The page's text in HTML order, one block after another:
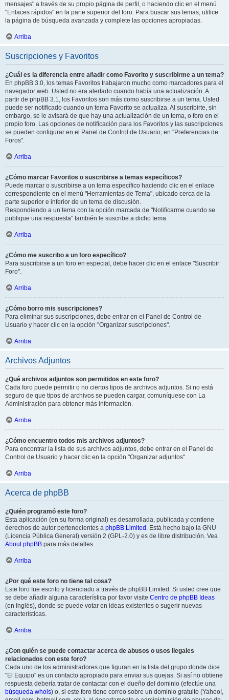
mensajes" a través de su propio página de perfil, o haciendo clic en el menú
"Enlaces rápidos" en la parte superior del foro. Para buscar sus temas, utilice
la página de búsqueda avanzada y complete las opciones apropiadas.
Arriba
Suscripciones y Favoritos
¿Cuál es la diferencia entre añadir como Favorito y suscribirme a un tema?
En phpBB 3.0, los temas Favoritos trabajaron mucho como marcadores para el
navegador web. Usted no era alertado cuando había una actualización. A
partir de phpBB 3.1, los Favoritos son más como suscribirse a un tema. Usted
puede ser notificado cuando un tema Favorito se actualiza. Al suscribirte, sin
embargo, se le avisará de que hay una actualización de un tema, o foro en el
propio foro. Las opciones de notificación para los Favoritos y las suscripciones
se pueden configurar en el Panel de Control de Usuario, en "Preferencias de
Foros".
Arriba
¿Cómo marcar Favoritos o suscribirse a temas específicos?
Puede marcar o suscribirse a un tema específico haciendo clic en el enlace
correspondiente en el menú "Herramientas de Tema", ubicado cerca de la
parte superior e inferior de un tema de discusión.
Respondiendo a un tema con la opción marcada de "Notificarme cuando se
publique una respuesta" también le suscribe a dicho tema.
Arriba
¿Cómo me suscribo a un foro específico?
Para suscribirse a un foro en especial, debe hacer clic en el enlace "Suscribir
Foro".
Arriba
¿Cómo borro mis suscripciones?
Para eliminar sus suscripciones, debe entrar en el Panel de Control de
Usuario y hacer clic en la opción "Organizar suscripciones".
Arriba
Archivos Adjuntos
¿Qué archivos adjuntos son permitidos en este foro?
Cada foro puede permitir o no ciertos tipos de archivos adjuntos. Si no está
seguro de que tipos de archivos se pueden cargar, comuníquese con La
Administración para obtener más información.
Arriba
¿Cómo encuentro todos mis archivos adjuntos?
Para encontrar la lista de sus archivos adjuntos, debe entrar en el Panel de
Control de Usuario y hacer clic en la opción "Organizar adjuntos".
Arriba
Acerca de phpBB
¿Quién programó este foro?
Esta aplicación (en su forma original) es desarrollada, publicada y contiene
derechos de autor pertenecientes a phpBB Limited . Está hecho bajo la GNU
(Licencia Pública General) versión 2 (GPL-2.0) y es de libre distribución. Vea
About phpBB para más detalles.
Arriba
¿Por qué este foro no tiene tal cosa?
Este foro fue escrito y licenciado a través de phpBB Limited. Si usted cree que
se debe añadir alguna característica por favor visite Centro de phpBB Ideas
(en Inglés), donde se puede votar en ideas existentes o sugerir nuevas
características.
Arriba
¿Con quién se puede contactar acerca de abusos o usos ilegales
relacionados con este foro?
Cada uno de los administradores que figuran en la lista del grupo donde dice
"El Equipo" es un contacto apropiado para enviar sus quejas. Si así no obtiene
respuesta debería tratar de contactar con el dueño del dominio (efectúe una
búsqueda whois) o, si este foro tiene correo sobre un dominio gratuito (Yahoo!,